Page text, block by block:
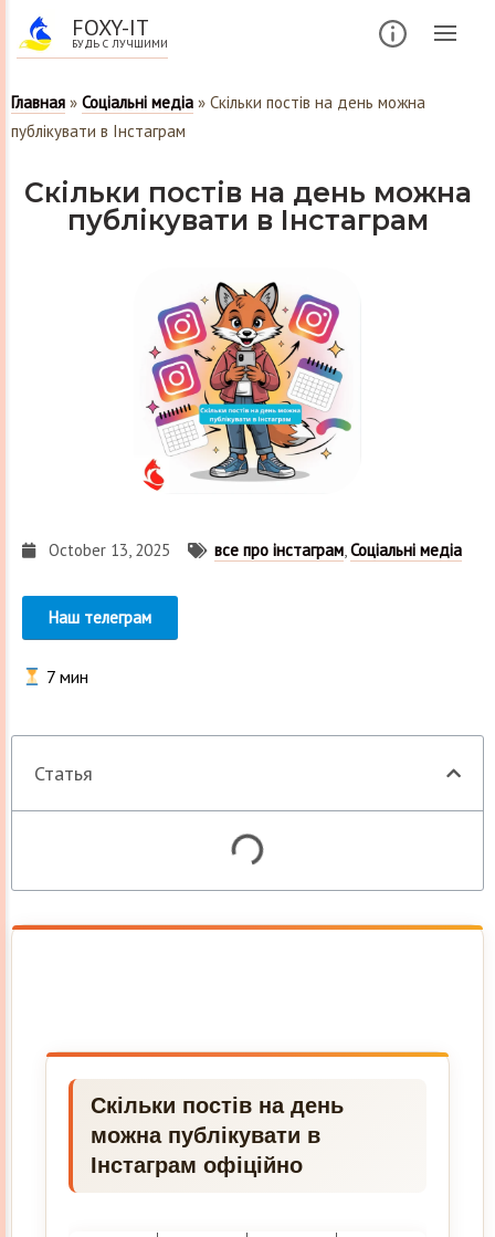
FOXY-IT
БУДЬ С ЛУЧШИМИ
Главная » Соціальні медіа » Скільки постів на день можна
публікувати в Інстаграм
Скільки постів на день можна
публікувати в Інстаграм
October 13, 2025 все про інстаграм,Соціальні медіа
Наш телеграм
7 мин
Статья
Скільки постів на день
можна публікувати в
Інстаграм офіційно